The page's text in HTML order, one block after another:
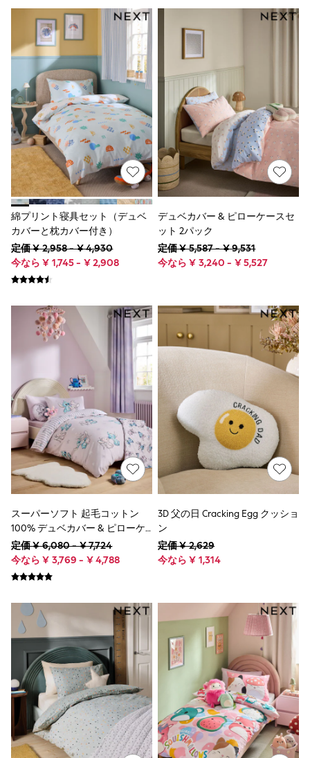
Stretch
Easy Iron
Waterproof
Shower Resistant
Shop All Multipacks
Multipack Leggings
Multipack Pyjamas
Multipack Shorts
Multipack T-Shirts
Shop All Accessories
Shop All Shoes
Bags
Boots
Summer Hats & Caps
Rain Boots
Sandals & Clogs
Shoes
Sneakers
Bags
Ceremonies
Hats
Sportswear
BOYS
New In
New In from Next
95 - 110cm
115 - 135cm
140 - 175cm
Character Shop
Schoolwear
Summer Sleepwear
Sportswear
Swimwear
Shop All Boys Brands
Essentials
Holiday Shop
Linen Collection
Gamer
Pokemon
Toy Story
Knitwear
Overalls
Polo Shirts
Sets & Outfits
Shirts
Suits & Waistcoats
Sweatshirts & Hoodies
Tops & T-Shirts
Jeans
Joggers
Shorts
Trousers
綿プリント寝具セット（デュベ
カバーと枕カバー付き）
定価 ¥ 2,958 - ¥ 4,930
今なら ¥ 1,745 - ¥ 2,908
デュベカバー & ピローケースセ
ット 2パック
定価 ¥ 5,587 - ¥ 9,531
今なら ¥ 3,240 - ¥ 5,527
スーパーソフト 起毛コットン
100% デュベカバー & ピローケ
ースセット
定価 ¥ 6,080 - ¥ 7,724
今なら ¥ 3,769 - ¥ 4,788
3D 父の日 Cracking Egg クッショ
ン
定価 ¥ 2,629
今なら ¥ 1,314